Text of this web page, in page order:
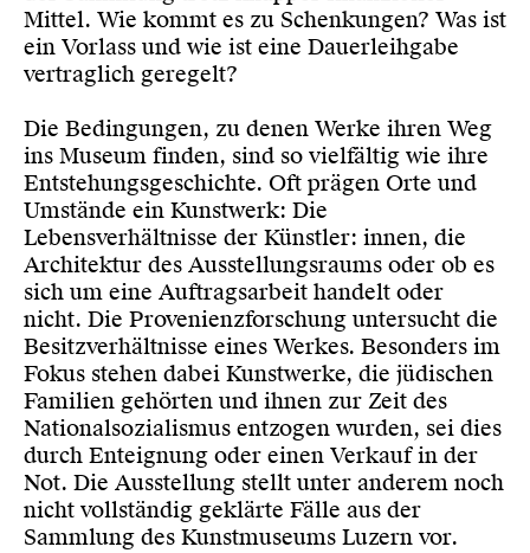
Mittel. Wie kommt es zu Schenkungen? Was ist
ein Vorlass und wie ist eine Dauerleihgabe
vertraglich geregelt?
Die Bedingungen, zu denen Werke ihren Weg
ins Museum finden, sind so vielfältig wie ihre
Entstehungsgeschichte. Oft prägen Orte und
Umstände ein Kunstwerk: Die
Lebensverhältnisse der Künstler: innen, die
Architektur des Ausstellungsraums oder ob es
sich um eine Auftragsarbeit handelt oder
nicht. Die Provenienzforschung untersucht die
Besitzverhältnisse eines Werkes. Besonders im
Fokus stehen dabei Kunstwerke, die jüdischen
Familien gehörten und ihnen zur Zeit des
Nationalsozialismus entzogen wurden, sei dies
durch Enteignung oder einen Verkauf in der
Not. Die Ausstellung stellt unter anderem noch
nicht vollständig geklärte Fälle aus der
Sammlung des Kunstmuseums Luzern vor.